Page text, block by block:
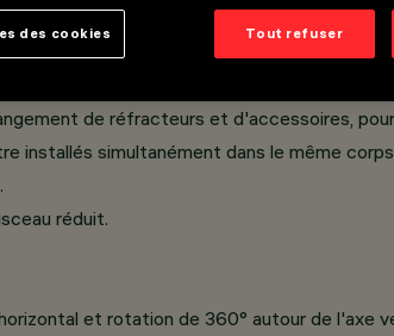
de réfracteurs et d'accessoires,
installés simultanément dans le même
réduit.
et rotation de 360° autour de l'axe
Tout refuser
des cookies